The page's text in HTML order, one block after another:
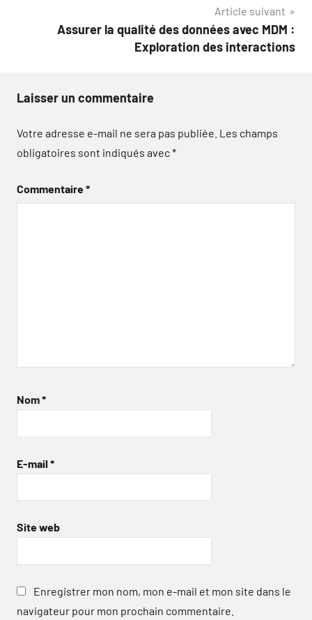
Article suivant
Assurer la qualité des données avec MDM :
Exploration des interactions
Laisser un commentaire
Votre adresse e-mail ne sera pas publiée. Les champs
obligatoires sont indiqués avec*
Commentaire*
Nom*
E-mail *
Site web
Enregistrer mon nom, mon e-mail et mon site dans le
navigateur pour mon prochain commentaire.